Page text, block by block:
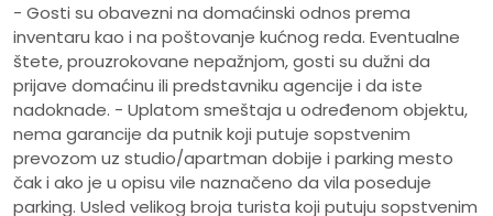
- Gosti su obavezni na domaćinski odnos prema
inventaru kao i na poštovanje kućnog reda. Eventualne
štete, prouzrokovane nepažnjom, gosti su dužni da
prijave domaćinu ili predstavniku agencije i da iste
nadoknade. - Uplatom smeštaja u određenom objektu,
nema garancije da putnik koji putuje sopstvenim
prevozom uz studio/apartman dobije i parking mesto
čak i ako je u opisu vile naznačeno da vila poseduje
parking. Usled velikog broja turista koji putuju sopstvenim